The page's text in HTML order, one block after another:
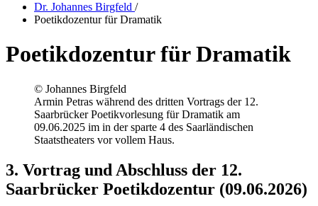
Dr. Johannes Birgfeld /
Poetikdozentur für Dramatik
Poetikdozentur für Dramatik
© Johannes Birgfeld
Armin Petras während des dritten Vortrags der 12.
Saarbrücker Poetikvorlesung für Dramatik am
09.06.2025 im in der sparte 4 des Saarländischen
Staatstheaters vor vollem Haus.
3. Vortrag und Abschluss der 12.
Saarbrücker Poetikdozentur (09.06.2026)